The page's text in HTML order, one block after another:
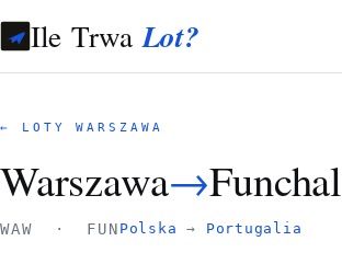
Ile TrwaLot?
← LOTY WARSZAWA
Warszawa→Funchal
WAW · FUN Polska → Portugalia